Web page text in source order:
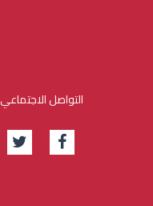
التواصل الاجتماعي